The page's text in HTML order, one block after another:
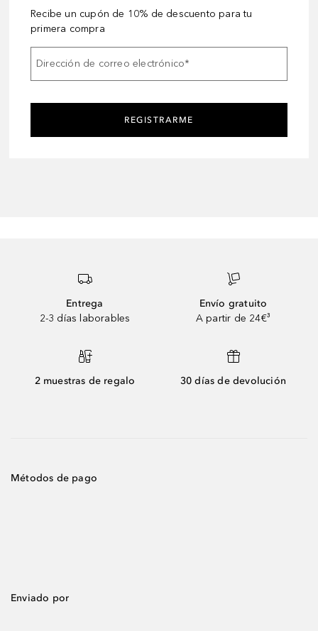
Recibe un cupón de 10% de descuento para tu
primera compra
Dirección de correo electrónico*
REGISTRARME
Entrega
2-3 días laborables
Envío gratuito
A partir de 24€³
2 muestras de regalo 30 días de devolución
Métodos de pago
Enviado por